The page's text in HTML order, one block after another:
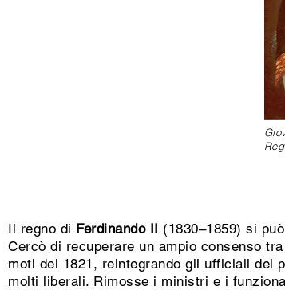
Il regno di Ferdinando II (1830–1859) si
Cercò di recuperare un ampio consenso
moti del 1821, reintegrando gli ufficiali del
molti liberali. Rimosse i ministri e i